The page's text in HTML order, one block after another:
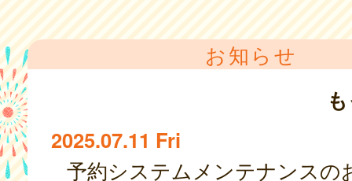
お知らせ
2025.07.11 Fri
予約システムメンテナンスの